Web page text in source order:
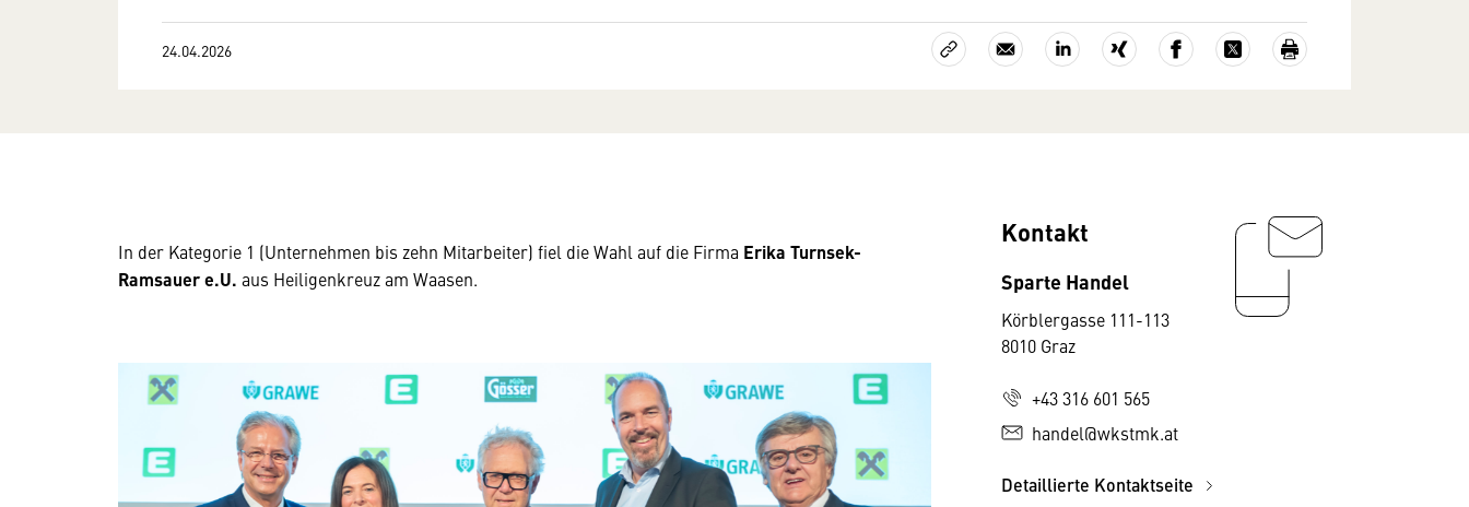
24.04.2026
In der Kategorie 1 (Unternehmen bis zehn Mitarbeiter) fiel die Wahl auf die Firma Erika Turnsek-
Ramsauer e.U. aus Heiligenkreuz am Waasen.
Kontakt
Sparte Handel
Körblergasse 111-113
8010 Graz
+43 316 601 565
handel@wkstmk.at
Detaillierte Kontaktseite